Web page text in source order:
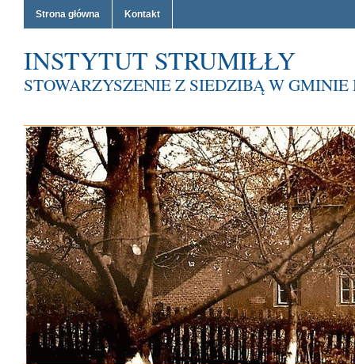
Strona główna Kontakt
INSTYTUT STRUMIŁŁY
STOWARZYSZENIE Z SIEDZIBĄ W